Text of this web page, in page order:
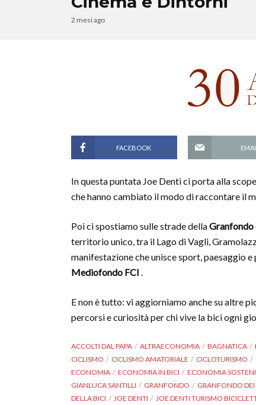
2 mesi ago
FACEBOOK
In questa puntata Joe Denti ci porta alla
che hanno cambiato il modo di raccontare il
Poi ci spostiamo sulle strade dellaGranfondo
territorio unico, tra il Lago di Vagli,
manifestazione che unisce sport, paesaggio
Mediofondo FCI .
E non è tutto: vi aggiorniamo anche su altre
percorsi e curiosità per chi vive la bici ogni
ACCOLTI DAL PAPA ALTRAECONOMIA BAGNATICA
CICLISMO
CICLISMO AMATORIALE CICLOTURISMO
ECONOMIA
ECONOMIA IN BICI ECONOMIA
GIANLUCA SANTILLI
GRANFONDO GRANFONDO
DELLA BICI
JOE DENTI JOE DENTI TURISMO